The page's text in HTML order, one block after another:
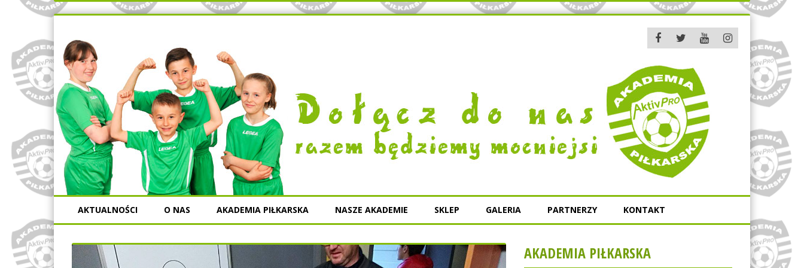
AKTUALNOŚCI O NAS AKADEMIA PIŁKARSKA NASZE AKADEMIE SKLEP GALERIA PARTNERZY KONTAKT
AKADEMIA PIŁKARSKA